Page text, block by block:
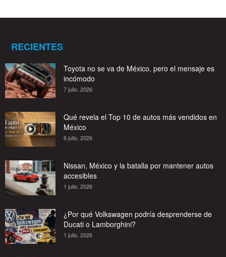
RECIENTES
Toyota no se va de México, pero el mensaje es
incómodo
7 julio, 2026
Qué revela el Top 10 de autos más vendidos en
México
6 julio, 2026
Nissan, México y la batalla por mantener autos
accesibles
1 julio, 2026
¿Por qué Volkswagen podría desprenderse de
Ducati o Lamborghini?
1 julio, 2026